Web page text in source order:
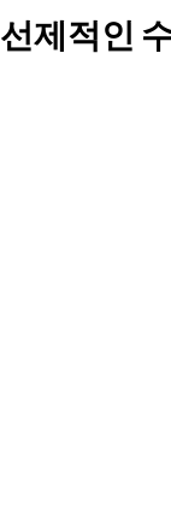
선제적인